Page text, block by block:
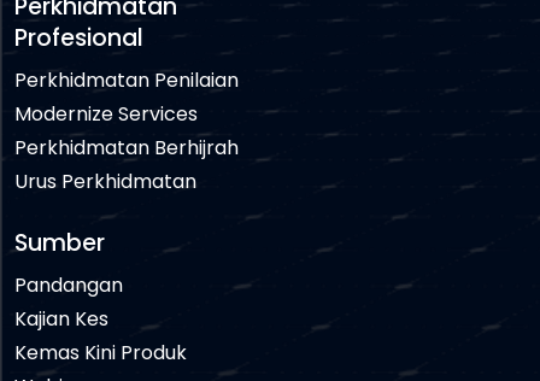
Perkhidmatan
Profesional
Perkhidmatan Penilaian
Modernize Services
Perkhidmatan Berhijrah
Urus Perkhidmatan
Sumber
Pandangan
Kajian Kes
Kemas Kini Produk